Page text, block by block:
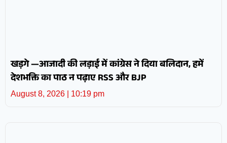
खड़गे —आजादी की लड़ाई में कांग्रेस ने दिया बलिदान, हमें
देशभक्ति का पाठ न पढ़ाए RSS और BJP
August 8, 2026 10:19 pm